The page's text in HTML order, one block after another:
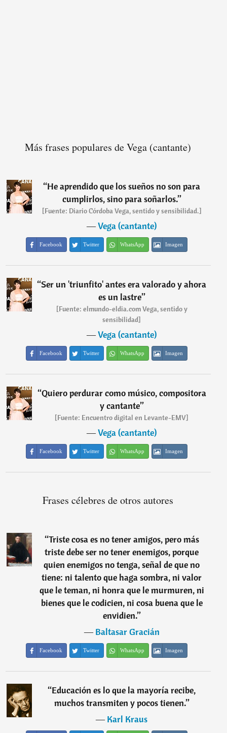
Más frases populares de Vega (cantante)
“He aprendido que los sueños no son para
cumplirlos, sino para soñarlos.”
[Fuente: Diario Córdoba Vega, sentido y sensibilidad.]
―Vega (cantante)
Facebook Twitter WhatsApp Imagen
“Ser un 'triunfito' antes era valorado y ahora
es un lastre”
[Fuente: elmundo-eldia.com Vega, sentido y
sensibilidad]
―Vega (cantante)
Facebook Twitter WhatsApp Imagen
“Quiero perdurar como músico, compositora
y cantante”
[Fuente: Encuentro digital en Levante-EMV]
―Vega (cantante)
Facebook Twitter WhatsApp Imagen
Frases célebres de otros autores
“Triste cosa es no tener amigos, pero más
triste debe ser no tener enemigos, porque
quien enemigos no tenga, señal de que no
tiene: ni talento que haga sombra, ni valor
que le teman, ni honra que le murmuren, ni
bienes que le codicien, ni cosa buena que le
envidien.”
―Baltasar Gracián
Facebook Twitter WhatsApp Imagen
“Educación es lo que la mayoría recibe,
muchos transmiten y pocos tienen.”
―Karl Kraus